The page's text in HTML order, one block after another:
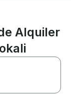
Alquiler